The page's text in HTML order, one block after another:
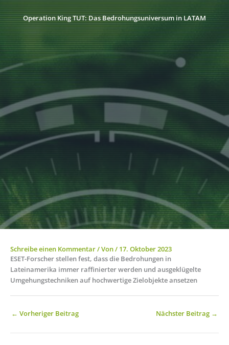
Operation King TUT: Das Bedrohungsuniversum in LATAM
Schreibe einen Kommentar/ Von/ 17. Oktober 2023
ESET-Forscher stellen fest, dass die Bedrohungen in
Lateinamerika immer raffinierter werden und ausgeklügelte
Umgehungstechniken auf hochwertige Zielobjekte ansetzen
← Vorheriger Beitrag Nächster Beitrag →